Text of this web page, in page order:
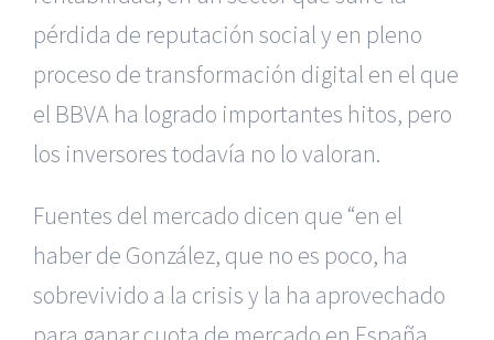
pérdida de reputación social y en pleno
proceso de transformación digital en el que
el BBVA ha logrado importantes hitos, pero
los inversores todavía no lo valoran.
Fuentes del mercado dicen que “en el
haber de González, que no es poco, ha
sobrevivido a la crisis y la ha aprovechado